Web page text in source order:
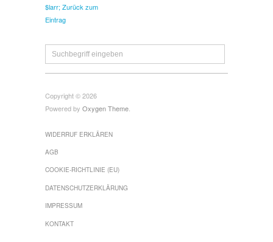
$larr; Zurück zum
Eintrag
Copyright © 2026
Powered by Oxygen Theme
WIDERRUF ERKLÄREN
AGB
COOKIE-RICHTLINIE (EU)
DATENSCHUTZERKLÄRUNG
IMPRESSUM
KONTAKT